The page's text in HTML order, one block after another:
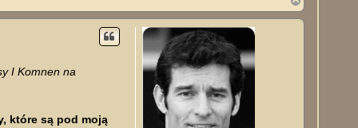
a
g
I Komnen na
które są pod moją